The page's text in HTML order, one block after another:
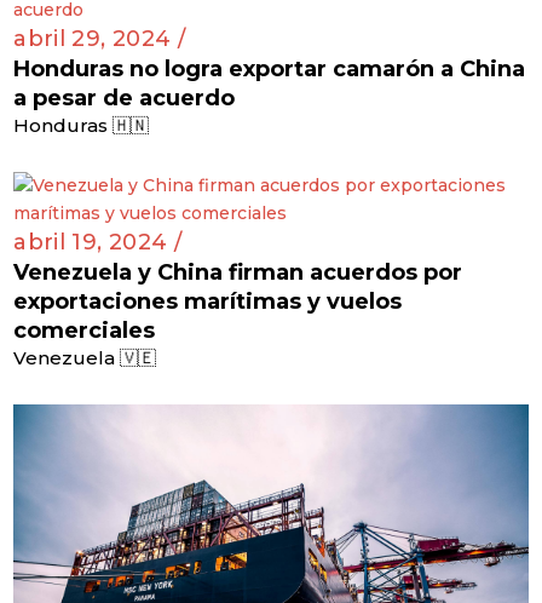
abril 29, 2024 /
Honduras no logra exportar camarón a China
a pesar de acuerdo
Honduras 🇭🇳
abril 19, 2024 /
Venezuela y China firman acuerdos por
exportaciones marítimas y vuelos
comerciales
Venezuela 🇻🇪